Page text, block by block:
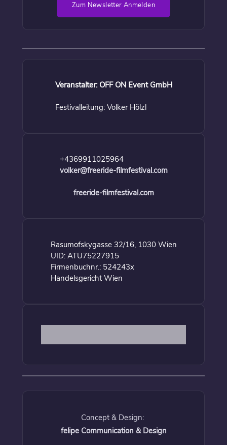
Zum Newsletter Anmelden
Veranstalter: OFF ON Event GmbH
Festivalleitung: Volker Hölzl
+4369911025964
volker@freeride-filmfestival.com
freeride-filmfestival.com
Rasumofskygasse 32/16, 1030 Wien
UID: ATU75227915
Firmenbuchnr.: 524243x
Handelsgericht Wien
Concept & Design:
felipe Communication & Design